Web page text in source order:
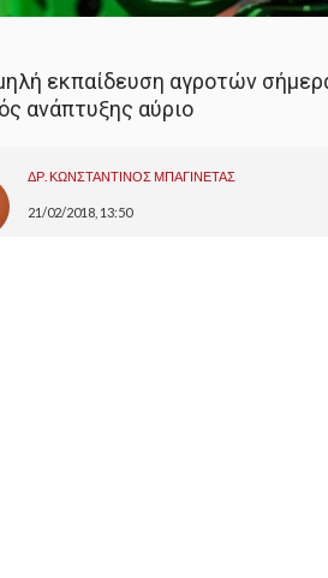
εκπαίδευση αγροτών
ανάπτυξης αύριο
ΔΡ. ΚΩΝΣΤΑΝΤΙΝΟΣ ΜΠΑΓΙΝΕΤΑΣ
21/02/2018, 13:50